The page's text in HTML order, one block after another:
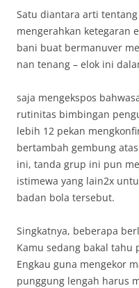
Satu diantara arti
mengerahkan ketegaran
bani buat bermanuver
nan tenang – elok ini
saja mengekspos
rutinitas bimbingan
lebih 12 pekan
bertambah gembung
ini, tanda grup ini pun
istimewa yang lain2x
badan bola tersebut.
Singkatnya, beberapa
Kamu sedang bakal tahu
Engkau guna mengekor
punggung lengah harus